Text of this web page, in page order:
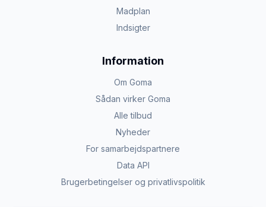
Madplan
Indsigter
Information
Om Goma
Sådan virker Goma
Alle tilbud
Nyheder
For samarbejdspartnere
Data API
Brugerbetingelser og privatlivspolitik